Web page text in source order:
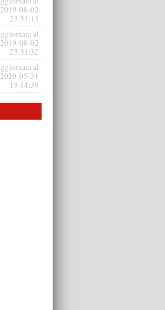
2019-08-02
23:31:13
al
2019-08-02
23:31:32
al
2020-05-31
19:14:39